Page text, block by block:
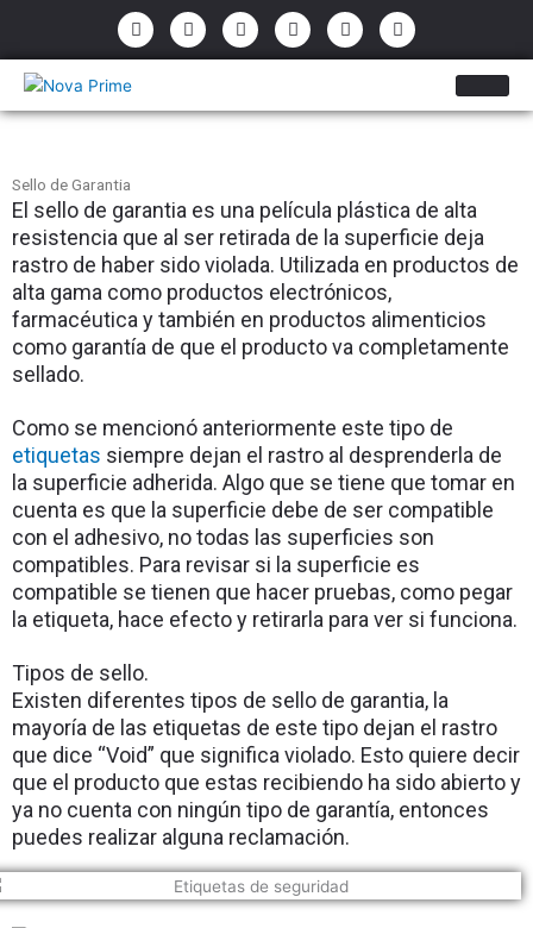
contenido
P
h
o
-
E
n
v
o
F
a
c
o
I
n
s
g
Y
o
u
b
W
h
a
a
Sello de Garantia
El sello de garantia es una película plástica de alta
resistencia que al ser retirada de la superficie deja
rastro de haber sido violada. Utilizada en productos de
alta gama como productos electrónicos
farmacéutica y también en productos alimenticios
como garantía de que el producto va completamente
sellado.
etiquetas siempre dejan el rastro al desprenderla de
la superficie adherida. Algo que se tiene que tomar en
cuenta es que la superficie debe de ser compatible
con el adhesivo, no todas las superficies son
compatibles. Para revisar si la superficie es
compatible se tienen que hacer pruebas, como pegar
Tipos de sello.
Existen diferentes tipos de sello de garantia, la
mayoría de las etiquetas de este tipo dejan el rastro
que dice “Void” que significa violado. Esto quiere decir
que el producto que estas recibiendo ha sido abierto y
ya no cuenta con ningún tipo de garantía, entonces
puedes realizar alguna reclamación.